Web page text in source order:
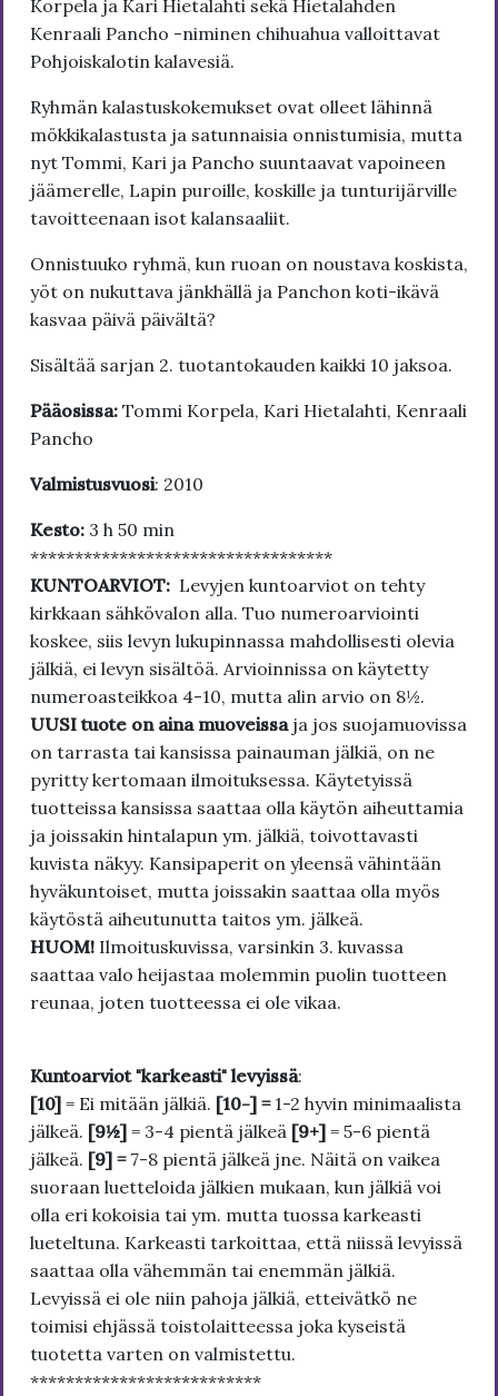
Korpela ja Kari Hietalahti sekä Hietalahden
Kenraali Pancho -niminen chihuahua valloittavat
Pohjoiskalotin kalavesiä.
Ryhmän kalastuskokemukset ovat olleet lähinnä
mökkikalastusta ja satunnaisia onnistumisia, mutta
nyt Tommi, Kari ja Pancho suuntaavat vapoineen
jäämerelle, Lapin puroille, koskille ja tunturijärville
tavoitteenaan isot kalansaaliit.
Onnistuuko ryhmä, kun ruoan on noustava koskista,
yöt on nukuttava jänkhällä ja Panchon koti-ikävä
kasvaa päivä päivältä?
Sisältää sarjan 2. tuotantokauden kaikki 10 jaksoa.
Pääosissa: Tommi Korpela, Kari Hietalahti, Kenraali
Pancho
Valmistusvuosi: 2010
Kesto: 3 h 50 min
**********************************
KUNTOARVIOT: Levyjen kuntoarviot on tehty
kirkkaan sähkövalon alla. Tuo numeroarviointi
koskee, siis levyn lukupinnassa mahdollisesti olevia
jälkiä, ei levyn sisältöä. Arvioinnissa on käytetty
numeroasteikkoa 4-10, mutta alin arvio on 8½.
UUSI tuote on aina muoveissa ja jos suojamuovissa
on tarrasta tai kansissa painauman jälkiä, on ne
pyritty kertomaan ilmoituksessa. Käytetyissä
tuotteissa kansissa saattaa olla käytön aiheuttamia
ja joissakin hintalapun ym. jälkiä, toivottavasti
kuvista näkyy. Kansipaperit on yleensä vähintään
hyväkuntoiset, mutta joissakin saattaa olla myös
käytöstä aiheutunutta taitos ym. jälkeä.
HUOM! Ilmoituskuvissa, varsinkin 3. kuvassa
saattaa valo heijastaa molemmin puolin tuotteen
reunaa, joten tuotteessa ei ole vikaa.
Kuntoarviot "karkeasti" levyissä:
[10] = Ei mitään jälkiä. [10-] = 1-2 hyvin minimaalista
jälkeä. [9½] = 3-4 pientä jälkeä [9+] = 5-6 pientä
jälkeä. [9] = 7-8 pientä jälkeä jne. Näitä on vaikea
suoraan luetteloida jälkien mukaan, kun jälkiä voi
olla eri kokoisia tai ym. mutta tuossa karkeasti
lueteltuna. Karkeasti tarkoittaa, että niissä levyissä
saattaa olla vähemmän tai enemmän jälkiä.
Levyissä ei ole niin pahoja jälkiä, etteivätkö ne
toimisi ehjässä toistolaitteessa joka kyseistä
tuotetta varten on valmistettu.
**************************